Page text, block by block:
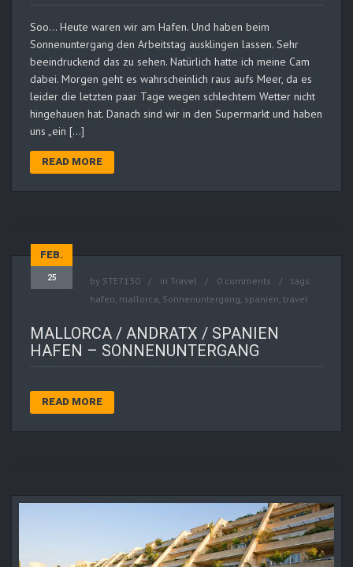
Soo… Heute waren wir am Hafen. Und haben beim
Sonnenuntergang den Arbeitstag ausklingen lassen. Sehr
beeindruckend das zu sehen. Natürlich hatte ich meine Cam
dabei. Morgen geht es wahrscheinlich raus aufs Meer, da es
leider die letzten paar Tage wegen schlechtem Wetter nicht
hingehauen hat. Danach sind wir in den Supermarkt und haben
uns „ein […]
READ MORE
FEB.
25 by STE7130 in Travel 0 comments
tags:
hafen, mallorca, Sonnenuntergang, spanien, travel
MALLORCA / ANDRATX / SPANIEN
HAFEN – SONNENUNTERGANG
READ MORE